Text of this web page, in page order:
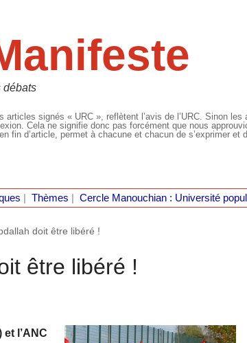
débats
articles signés « URC », reflètent l’avis de l’URC. Sinon
Cela ne signifie donc pas forcément que nous
fin d’article, permet à chacune et chacun de s’exprimer et
Thèmes Cercle Manouchian : Université
doit être libéré !
être libéré !
l’ANC